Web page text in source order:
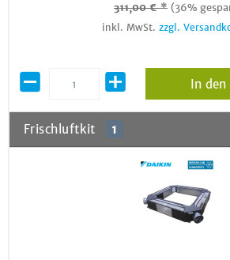
311,00 € * (36%
inkl. MwSt. zzgl.
In den
Frischluftkit 1